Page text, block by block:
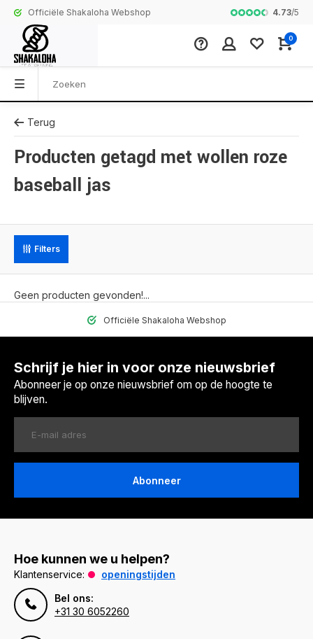
Officiële Shakaloha Webshop Mooiste4.73/5
0
Terug
Producten getagd met wollen roze
baseball jas
Filters
Geen producten gevonden!...
Officiële Shakaloha Webshop
Schrijf je hier in voor onze nieuwsbrief
Abonneer je op onze nieuwsbrief om op de hoogte te
blijven.
Abonneer
Hoe kunnen we u helpen?
Klantenservice:
openingstijden
Bel ons:
+31 30 6052260